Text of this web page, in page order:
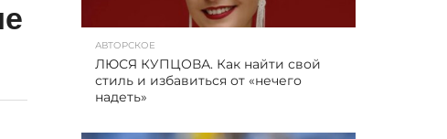
АВТОРСКОЕ
ЛЮСЯ КУПЦОВА. Как найти свой
стиль и избавиться от «нечего
надеть»